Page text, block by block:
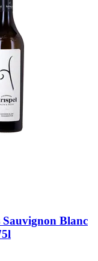
Sauvignon Blanc